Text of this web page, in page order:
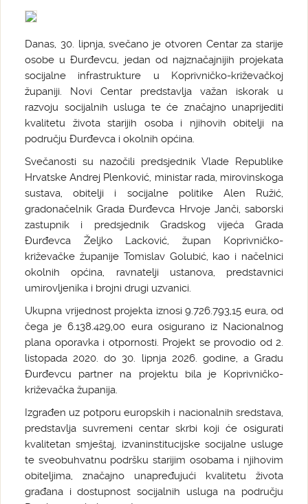
Danas, 30. lipnja, svečano je otvoren Centar za starije
osobe u Đurđevcu, jedan od najznačajnijih projekata
socijalne infrastrukture u Koprivničko-križevačkoj
županiji. Novi Centar predstavlja važan iskorak u
razvoju socijalnih usluga te će značajno unaprijediti
kvalitetu života starijih osoba i njihovih obitelji na
području Đurđevca i okolnih općina.
Svečanosti su nazočili predsjednik Vlade Republike
Hrvatske Andrej Plenković, ministar rada, mirovinskoga
sustava, obitelji i socijalne politike Alen Ružić,
gradonačelnik Grada Đurđevca Hrvoje Janči, saborski
zastupnik i predsjednik Gradskog vijeća Grada
Đurđevca Željko Lacković, župan Koprivničko-
križevačke županije Tomislav Golubić, kao i načelnici
okolnih općina, ravnatelji ustanova, predstavnici
umirovljenika i brojni drugi uzvanici.
Ukupna vrijednost projekta iznosi 9.726.793,15 eura, od
čega je 6.138.429,00 eura osigurano iz Nacionalnog
plana oporavka i otpornosti. Projekt se provodio od 2.
listopada 2020. do 30. lipnja 2026. godine, a Gradu
Đurđevcu partner na projektu bila je Koprivničko-
križevačka županija.
Izgrađen uz potporu europskih i nacionalnih sredstava,
predstavlja suvremeni centar skrbi koji će osigurati
kvalitetan smještaj, izvaninstitucijske socijalne usluge
te sveobuhvatnu podršku starijim osobama i njihovim
obiteljima, značajno unapređujući kvalitetu života
građana i dostupnost socijalnih usluga na području